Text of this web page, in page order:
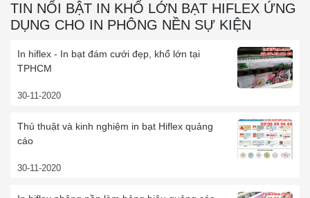
TIN NỔI BẬT IN KHỔ LỚN BẠT HIFLEX ỨNG
DỤNG CHO IN PHÔNG NỀN SỰ KIỆN
In hiflex - In bạt đám cưới đẹp, khổ lớn tại
TPHCM
30-11-2020
Thủ thuật và kinh nghiệm in bạt Hiflex quảng
cáo
30-11-2020